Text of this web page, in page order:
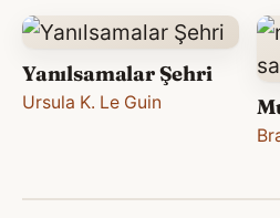
Yanılsamalar Şehri
Ursula K. Le Guin